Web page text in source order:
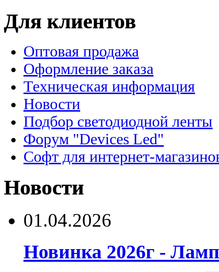
Для клиентов
Оптовая продажа
Оформление заказа
Техническая информация
Новости
Подбор светодиодной ленты
Форум "Devices Led"
Софт для интернет-
Новости
01.04.2026
Новинка 2026г -